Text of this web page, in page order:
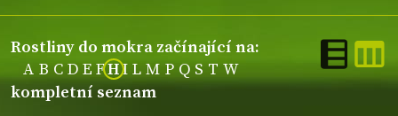
Rostliny do mokra začínající na:
A B C D E FHI L M P Q S T W
kompletní seznam